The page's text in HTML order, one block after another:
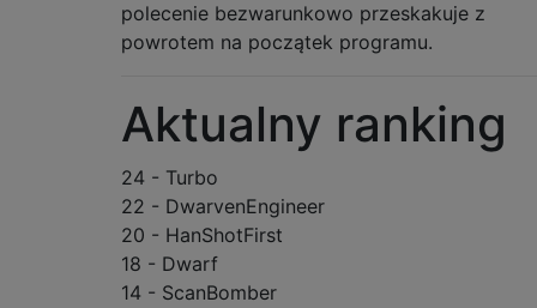
polecenie bezwarunkowo przeskakuje z
powrotem na początek programu.
Aktualny ranking
24 - Turbo
22 - DwarvenEngineer
20 - HanShotFirst
18 - Dwarf
14 - ScanBomber